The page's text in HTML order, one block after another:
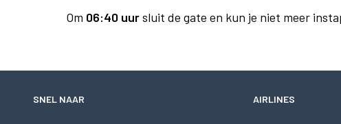
Om 06:40 uursluit de gate en kun je niet meer
SNEL NAAR AIRLINES